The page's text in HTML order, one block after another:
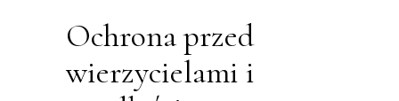
Ochrona przed
wierzycielami i